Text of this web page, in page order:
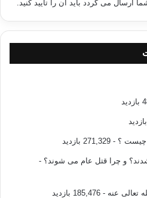
ارسال می گردد باید آن را تایید کنید.
چیست ؟ - 271,329 بازدید
و چرا قتل عام می شوند؟ -
تعالی عنه - 185,476 بازدید